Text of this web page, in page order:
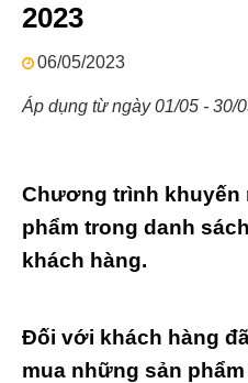
2023
06/05/2023
Áp dụng từ ngày 01/05 - 30/
Chương trình khuyến
phẩm trong danh
khách hàng.
Đối với khách hàng
mua những sản